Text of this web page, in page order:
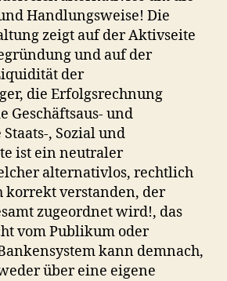
Handlungsweise! Die
zeigt auf der Aktivseite
und auf der
der
die Erfolgsrechnung
Geschäftsaus- und
, Sozial und
ist ein neutraler
alternativlos, rechtlich
korrekt verstanden, der
zugeordnet wird!, das
vom Publikum oder
kann demnach,
über eine eigene